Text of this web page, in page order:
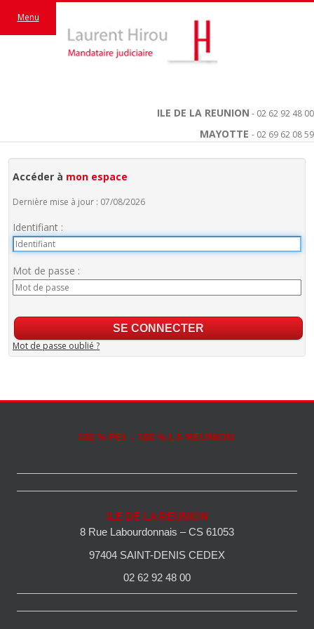
ILE DE LA REUNION - 02 62 92 48 00
MAYOTTE - 02 69 62 08 59
Menu
Accéder à mon espace
Dernière mise à jour : 07/08/2026
Identifiant :
Mot de passe :
Mot de passe oublié ?
100 % PEI - 100 % LA REUNION
ILE DE LA REUNION
8 Rue Labourdonnais – CS 61053
97404 SAINT-DENIS CEDEX
02 62 92 48 00